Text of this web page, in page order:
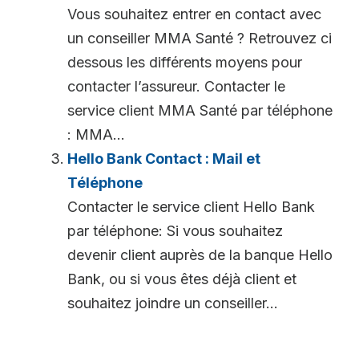
Vous souhaitez entrer en contact avec
un conseiller MMA Santé ? Retrouvez ci
dessous les différents moyens pour
contacter l’assureur. Contacter le
service client MMA Santé par téléphone
: MMA...
Hello Bank Contact : Mail et
Téléphone
Contacter le service client Hello Bank
par téléphone: Si vous souhaitez
devenir client auprès de la banque Hello
Bank, ou si vous êtes déjà client et
souhaitez joindre un conseiller...